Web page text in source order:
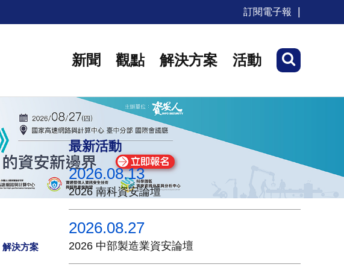
訂閱電子報
新聞 觀點 解決方案 活動
解決方案
最新活動
2026.08.13
2026 南科資安論壇
2026.08.27
2026 中部製造業資安論壇